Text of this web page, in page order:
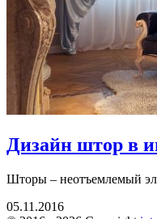
Дизайн штор в
Шторы – неотъемлемый
05.11.2016